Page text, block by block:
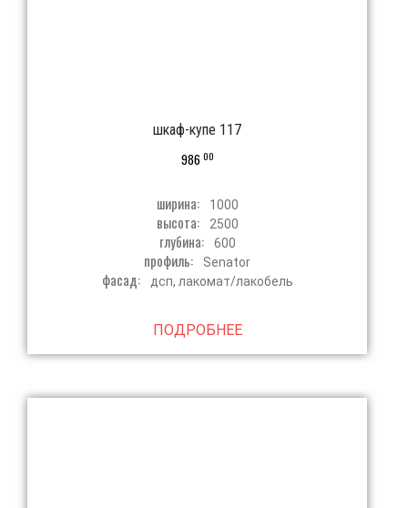
шкаф-купе 117
986 00
ширина: 1000
высота: 2500
глубина: 600
профиль: Senator
фасад: дсп, лакомат/лакобель
ПОДРОБНЕЕ